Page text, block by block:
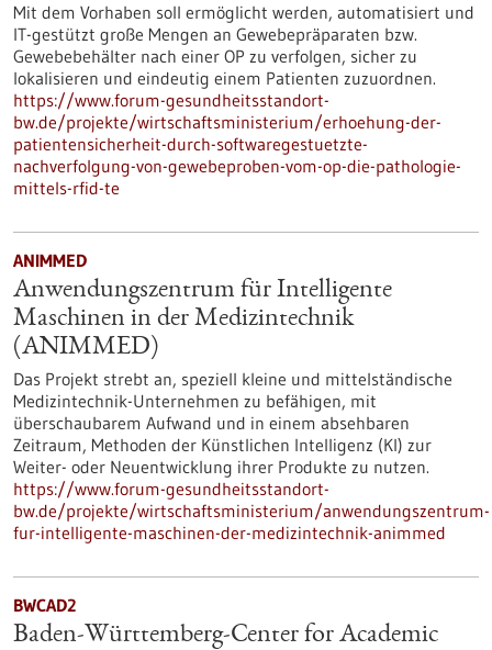
Mit dem Vorhaben soll ermöglicht werden, automatisiert und
IT-gestützt große Mengen an Gewebepräparaten bzw.
Gewebebehälter nach einer OP zu verfolgen, sicher zu
lokalisieren und eindeutig einem Patienten zuzuordnen.
https://www.forum-gesundheitsstandort-
bw.de/projekte/wirtschaftsministerium/erhoehung-der-
patientensicherheit-durch-softwaregestuetzte-
nachverfolgung-von-gewebeproben-vom-op-die-pathologie-
mittels-rfid-te
ANIMMED
Anwendungszentrum für Intelligente
Maschinen in der Medizintechnik
(ANIMMED)
Das Projekt strebt an, speziell kleine und mittelständische
Medizintechnik-Unternehmen zu befähigen, mit
überschaubarem Aufwand und in einem absehbaren
Zeitraum, Methoden der Künstlichen Intelligenz (KI) zur
Weiter- oder Neuentwicklung ihrer Produkte zu nutzen.
https://www.forum-gesundheitsstandort-
bw.de/projekte/wirtschaftsministerium/anwendungszentrum-
fur-intelligente-maschinen-der-medizintechnik-animmed
BWCAD2
Baden-Württemberg-Center for Academic